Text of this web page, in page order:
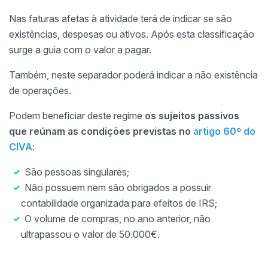
Nas faturas afetas à atividade terá de indicar se são
existências, despesas ou ativos. Após esta classificação
surge a guia com o valor a pagar.
Também, neste separador poderá indicar a não existência
de operações.
Podem beneficiar deste regime os sujeitos passivos
que reúnam as condições previstas no artigo 60º do
CIVA:
São pessoas singulares;
Não possuem nem são obrigados a possuir
contabilidade organizada para efeitos de IRS;
O volume de compras, no ano anterior, não
ultrapassou o valor de 50.000€.